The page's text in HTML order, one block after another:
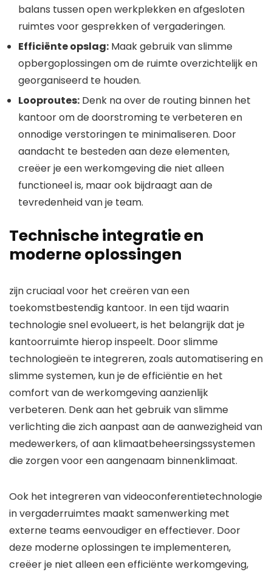
balans tussen open werkplekken en afgesloten
ruimtes voor gesprekken of vergaderingen.
Efficiënte opslag: Maak gebruik van slimme
opbergoplossingen om de ruimte overzichtelijk en
georganiseerd te houden.
Looproutes: Denk na over de routing binnen het
kantoor om de doorstroming te verbeteren en
onnodige verstoringen te minimaliseren. Door
aandacht te besteden aan deze elementen,
creëer je een werkomgeving die niet alleen
functioneel is, maar ook bijdraagt aan de
tevredenheid van je team.
Technische integratie en
moderne oplossingen
zijn cruciaal voor het creëren van een
toekomstbestendig kantoor. In een tijd waarin
technologie snel evolueert, is het belangrijk dat je
kantoorruimte hierop inspeelt. Door slimme
technologieën te integreren, zoals automatisering en
slimme systemen, kun je de efficiëntie en het
comfort van de werkomgeving aanzienlijk
verbeteren. Denk aan het gebruik van slimme
verlichting die zich aanpast aan de aanwezigheid van
medewerkers, of aan klimaatbeheersingssystemen
die zorgen voor een aangenaam binnenklimaat.
Ook het integreren van videoconferentietechnologie
in vergaderruimtes maakt samenwerking met
externe teams eenvoudiger en effectiever. Door
deze moderne oplossingen te implementeren,
creëer je niet alleen een efficiënte werkomgeving,